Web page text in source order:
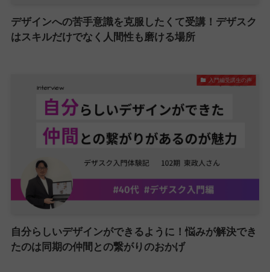
デザインへの苦手意識を克服したくて受講！デザスク
はスキルだけでなく人間性も磨ける場所
入門編受講生の声
自分らしいデザインができるように！悩みが解決でき
たのは同期の仲間との繋がりのおかげ